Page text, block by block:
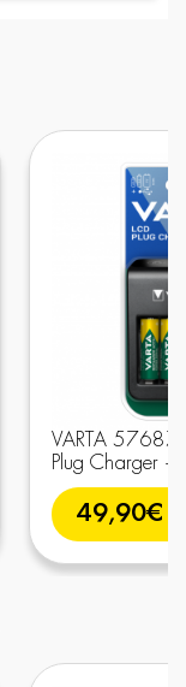
VARTA
Plug Charger
49,90€